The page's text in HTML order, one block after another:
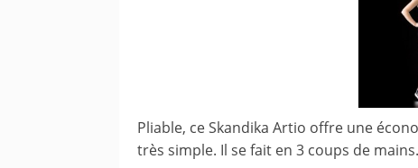
Pliable, ce Skandika Artio offre une
très simple. Il se fait en 3 coups de mains.